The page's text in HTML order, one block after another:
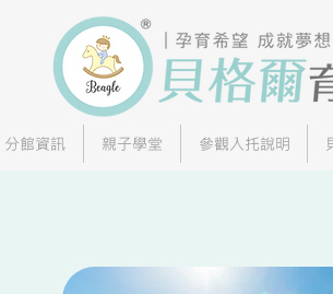
分館資訊 親子學堂 參觀入托說明